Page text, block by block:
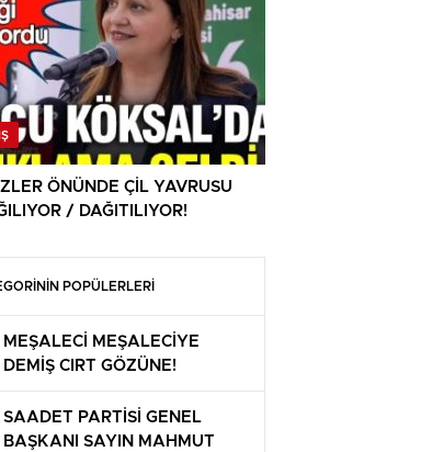
ÖNÜNDE ÇİL YAVRUSU
/ DAĞITILIYOR!
POPÜLERLERİ
MEŞALECİ MEŞALECİYE
DEMİŞ CIRT GÖZÜNE!
SAADET PARTİSİ GENEL
BAŞKANI SAYIN MAHMUT